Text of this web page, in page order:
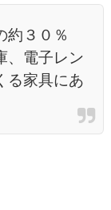
約３０％
、電子レン
る家具にあ